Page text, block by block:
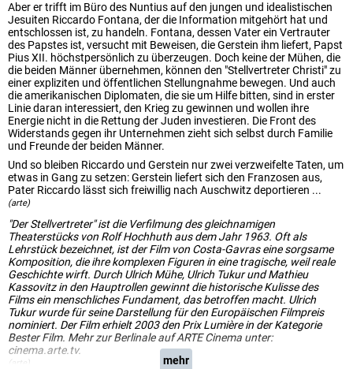
Aber er trifft im Büro des Nuntius auf den jungen und idealistischen
Jesuiten Riccardo Fontana, der die Information mitgehört hat und
entschlossen ist, zu handeln. Fontana, dessen Vater ein Vertrauter
des Papstes ist, versucht mit Beweisen, die Gerstein ihm liefert, Papst
Pius XII. höchstpersönlich zu überzeugen. Doch keine der Mühen, die
die beiden Männer übernehmen, können den "Stellvertreter Christi" zu
einer expliziten und öffentlichen Stellungnahme bewegen. Und auch
die amerikanischen Diplomaten, die sie um Hilfe bitten, sind in erster
Linie daran interessiert, den Krieg zu gewinnen und wollen ihre
Energie nicht in die Rettung der Juden investieren. Die Front des
Widerstands gegen ihr Unternehmen zieht sich selbst durch Familie
und Freunde der beiden Männer.
Und so bleiben Riccardo und Gerstein nur zwei verzweifelte Taten, um
etwas in Gang zu setzen: Gerstein liefert sich den Franzosen aus,
Pater Riccardo lässt sich freiwillig nach Auschwitz deportieren ...
(arte)
"Der Stellvertreter" ist die Verfilmung des gleichnamigen
Theaterstücks von Rolf Hochhuth aus dem Jahr 1963. Oft als
Lehrstück bezeichnet, ist der Film von Costa-Gavras eine sorgsame
Komposition, die ihre komplexen Figuren in eine tragische, weil reale
Geschichte wirft. Durch Ulrich Mühe, Ulrich Tukur und Mathieu
Kassovitz in den Hauptrollen gewinnt die historische Kulisse des
Films ein menschliches Fundament, das betroffen macht. Ulrich
Tukur wurde für seine Darstellung für den Europäischen Filmpreis
nominiert. Der Film erhielt 2003 den Prix Lumière in der Kategorie
Bester Film. Mehr zur Berlinale auf ARTE Cinema unter:
cinema.arte.tv.
(arte) mehr